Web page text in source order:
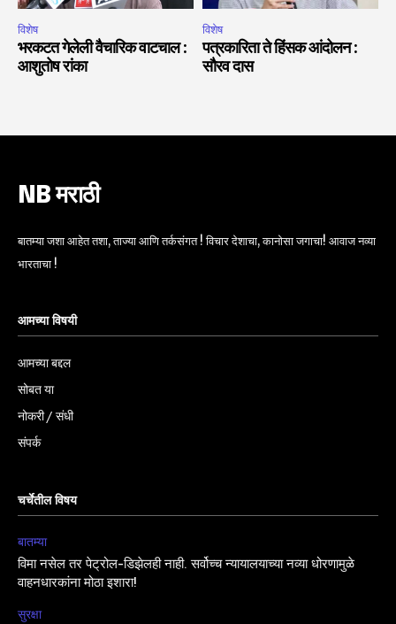
विशेष
भरकटत गेलेली वैचारिक वाटचाल :
आशुतोष रांका
विशेष
पत्रकारिता ते हिंसक आंदोलन :
सौरव दास
NB मराठी
बातम्या जशा आहेत तशा, ताज्या आणि तर्कसंगत ! विचार देशाचा, कानोसा जगाचा! आवाज नव्या
भारताचा !
आमच्या विषयी
आमच्या बद्दल
सोबत या
नोकरी / संधी
संपर्क
चर्चेतील विषय
बातम्या
विमा नसेल तर पेट्रोल-डिझेलही नाही. सर्वोच्च न्यायालयाच्या नव्या धोरणामुळे
वाहनधारकांना मोठा इशारा!
सुरक्षा